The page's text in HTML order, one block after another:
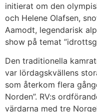
initierat om den
och Helene Olafsen,
Aamodt, legendarisk
show på temat
Den traditionella
var lördagskvällens
som återkom flera
Norden”. RV:s
värdarna med tre